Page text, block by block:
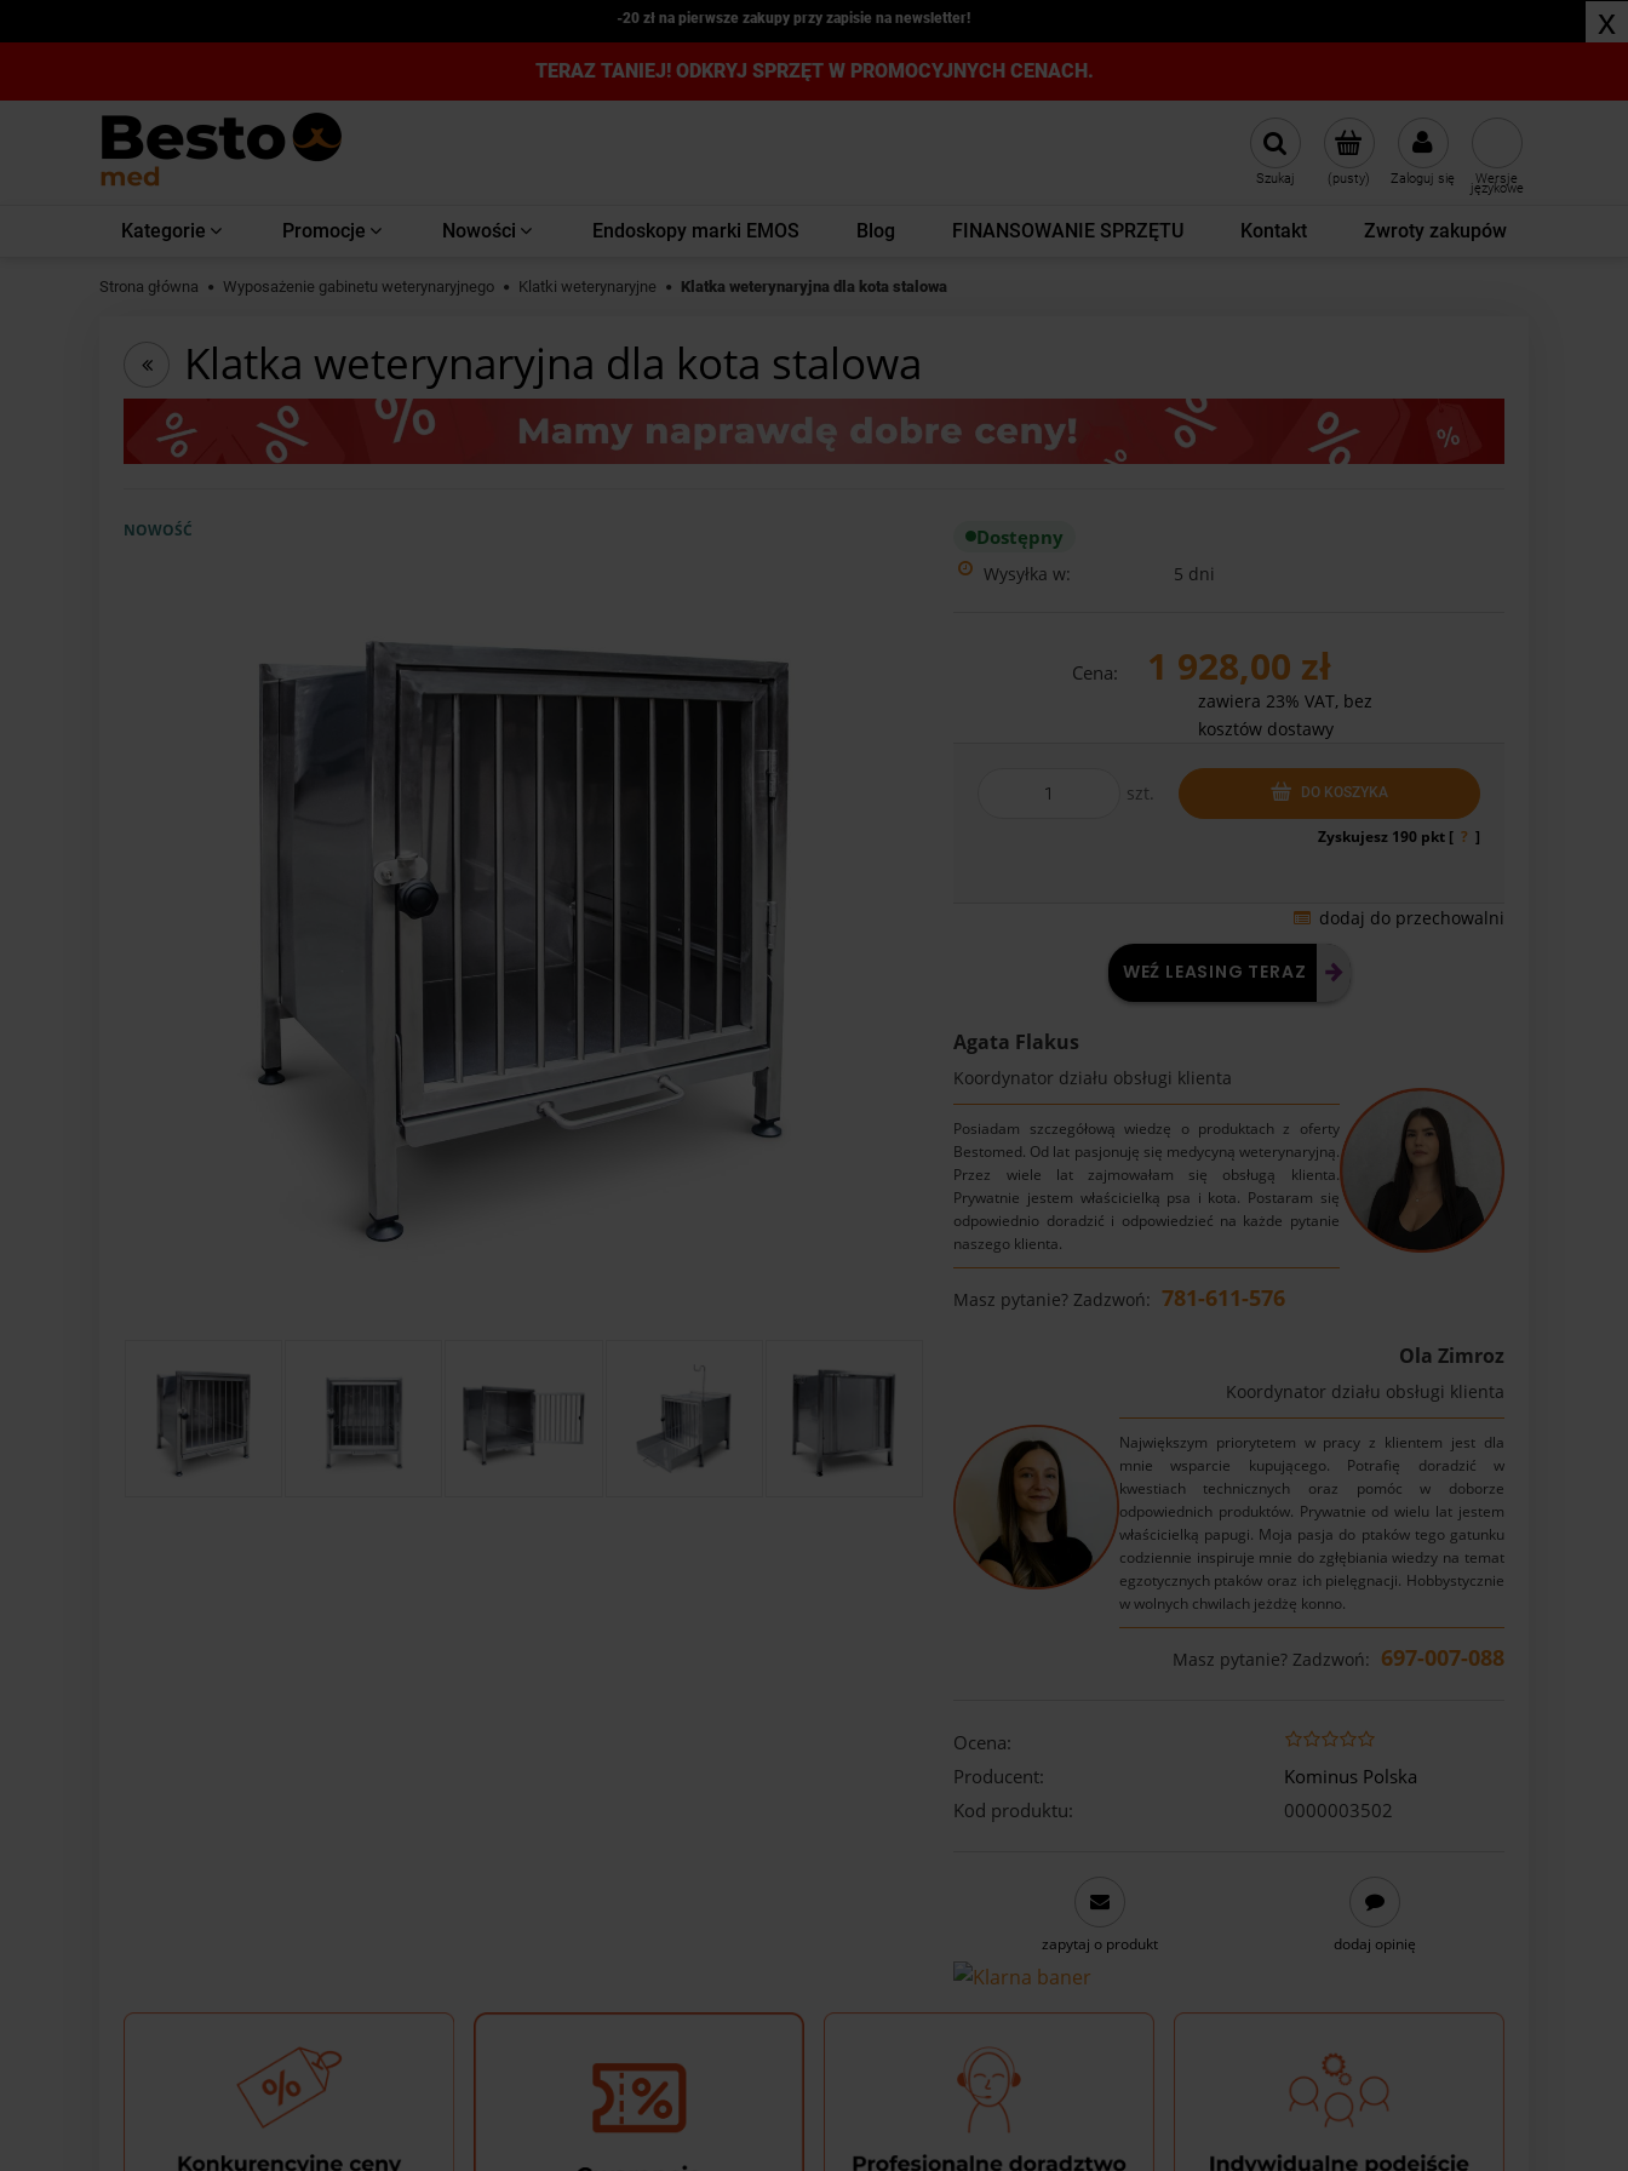
-20 zł na pierwsze zakupy przy zapisie na newsletter! x
TERAZ TANIEJ! ODKRYJ SPRZĘT W PROMOCYJNYCH CENACH.
(pusty) Zaloguj się
Szukaj Wersje
językowe
Kategorie Promocje Nowości Endoskopy marki EMOS Blog FINANSOWANIE SPRZĘTU Kontakt Zwroty zakupów
Strona główna Wyposażenie gabinetu weterynaryjnego Klatki weterynaryjne Klatka weterynaryjna dla kota stalowa
Klatka weterynaryjna dla kota stalowa
NOWOŚĆ Dostępny
Wysyłka w: 5 dni
Cena: 1 928,00 zł
zawiera 23% VAT, bez
kosztów dostawy
szt. DO KOSZYKA
Zyskujesz 190pkt [ ? ]
dodaj do przechowalni
WEŹ LEASING TERAZ
Agata Flakus
Koordynator działu obsługi klienta
Posiadam szczegółową wiedzę o produktach z oferty
Bestomed. Od lat pasjonuję się medycyną weterynaryjną.
Przez wiele lat zajmowałam się obsługą klienta.
Prywatnie jestem właścicielką psa i kota. Postaram się
odpowiednio doradzić i odpowiedzieć na każde pytanie
naszego klienta.
Masz pytanie? Zadzwoń: 781-611-576
Ola Zimroz
Koordynator działu obsługi klienta
Największym priorytetem w pracy z klientem jest dla
mnie wsparcie kupującego. Potrafię doradzić w
kwestiach technicznych oraz pomóc w doborze
odpowiednich produktów. Prywatnie od wielu lat jestem
właścicielką papugi. Moja pasja do ptaków tego gatunku
codziennie inspiruje mnie do zgłębiania wiedzy na temat
egzotycznych ptaków oraz ich pielęgnacji. Hobbystycznie
w wolnych chwilach jeżdżę konno.
Masz pytanie? Zadzwoń: 697-007-088
Ocena:
Producent:
Kominus Polska
Kod produktu:
0000003502
zapytaj o produkt dodaj opinię